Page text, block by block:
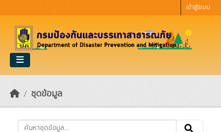
เข้าสู่ระบบ
ชุดข้อมูล